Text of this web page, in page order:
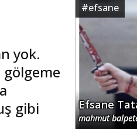
yok.
gölgeme
gibi
#efsane
Efsane
mahmut